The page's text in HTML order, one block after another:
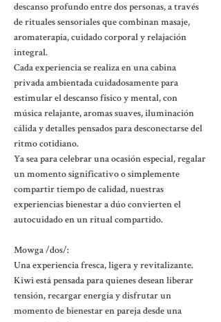
descanso profundo entre dos personas, a través
de rituales sensoriales que combinan masaje,
aromaterapia, cuidado corporal y relajación
integral.
Cada experiencia se realiza en una cabina
privada ambientada cuidadosamente para
estimular el descanso físico y mental, con
música relajante, aromas suaves, iluminación
cálida y detalles pensados para desconectarse del
ritmo cotidiano.
Ya sea para celebrar una ocasión especial, regalar
un momento significativo o simplemente
compartir tiempo de calidad, nuestras
experiencias bienestar a dúo convierten el
autocuidado en un ritual compartido.
Mowga /dos/:
Una experiencia fresca, ligera y revitalizante.
Kiwi está pensada para quienes desean liberar
tensión, recargar energía y disfrutar un
momento de bienestar en pareja desde una